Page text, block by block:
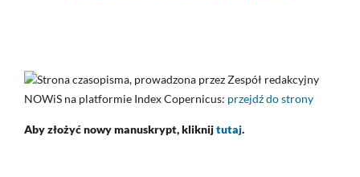
Strona czasopisma, prowadzona przez Zespół redakcyjny
NOWiS na platformie Index Copernicus: przejdź do strony
Aby złożyć nowy manuskrypt, kliknijtutaj.